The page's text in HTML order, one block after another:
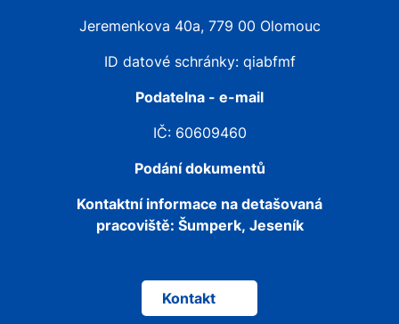
Jeremenkova 40a, 779 00 Olomouc
ID datové schránky: qiabfmf
Podatelna - e-mail
IČ: 60609460
Podání dokumentů
Kontaktní informace na detašovaná
pracoviště: Šumperk, Jeseník
Kontakt